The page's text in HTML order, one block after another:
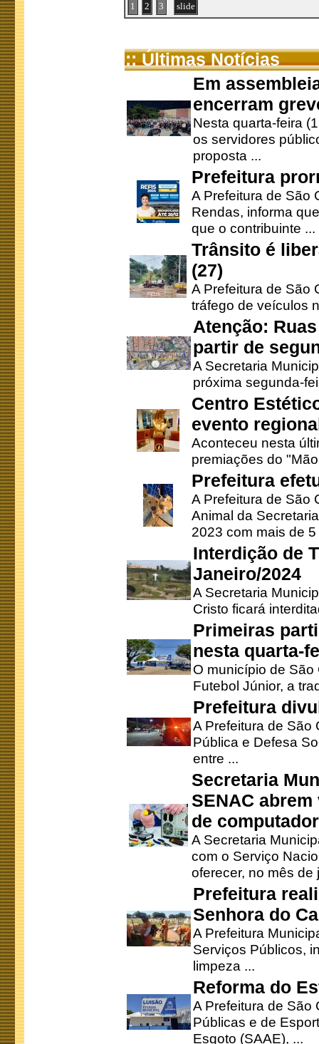
1 2 3 slide
:: Últimas Notícias
Em
encerram
Nesta quarta-feira
os servidores
proposta ...
Prefeitura
A Prefeitura de São
Rendas, informa
que o contribuinte ...
Trânsito é
(27)
A Prefeitura de São
tráfego de veículos
Atenção:
partir de
A Secretaria
próxima segunda-
Centro
evento
Aconteceu nesta
premiações do
Prefeitura
A Prefeitura de São
Animal da
2023 com mais de 5
Interdição de
Janeiro/2024
A Secretaria
Cristo ficará
Primeiras
nesta quarta-
O município de
Futebol Júnior, a
Prefeitura
A Prefeitura de São
Pública e Defesa
entre ...
Secretaria
SENAC
de
A Secretaria
com o Serviço
oferecer, no mês de
Prefeitura
Senhora do
A Prefeitura
Serviços Públicos,
limpeza ...
Reforma do
A Prefeitura de São
Públicas e de
Esgoto (SAAE), ...